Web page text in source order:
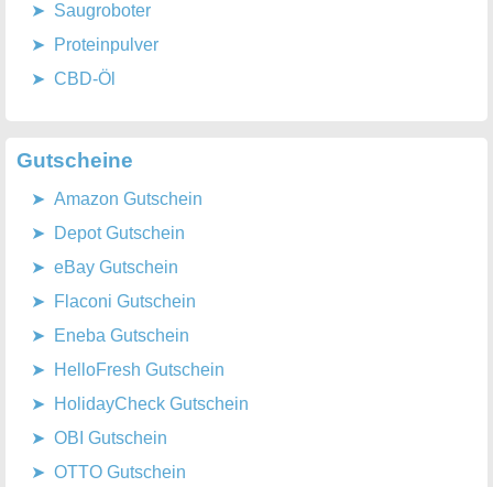
Saugroboter
Proteinpulver
CBD-Öl
Gutscheine
Amazon Gutschein
Depot Gutschein
eBay Gutschein
Flaconi Gutschein
Eneba Gutschein
HelloFresh Gutschein
HolidayCheck Gutschein
OBI Gutschein
OTTO Gutschein